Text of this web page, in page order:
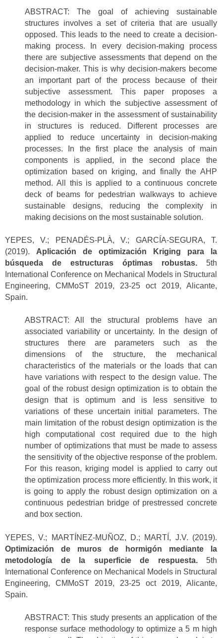
ABSTRACT: The goal of achieving sustainable
structures involves a set of criteria that are usually
opposed. This leads to the need to create a decision-
making process. In every decision-making process
there are subjective assessments that depend on the
decision-maker. This is why decision-makers become
an important part of the process because of their
subjective assessment. This paper proposes a
methodology in which the subjective assessment of
the decision-maker in the assessment of sustainability
in structures is reduced. Different processes are
applied to reduce uncertainty in decision-making
processes. In the first place the analysis of main
components is applied, in the second place the
optimization based on kriging, and finally the AHP
method. All this is applied to a continuous concrete
deck of beams for pedestrian walkways to achieve
sustainable designs, reducing the complexity in
making decisions on the most sustainable solution.
YEPES, V.; PENADÉS-PLÀ, V.; GARCÍA-SEGURA, T.
(2019). Aplicación de optimización Kriging para la
búsqueda de estructuras óptimas robustas. 5th
International Conference on Mechanical Models in Structural
Engineering, CMMoST 2019, 23-25 oct 2019, Alicante,
Spain.
ABSTRACT: All the structural problems have an
associated variability or uncertainty. In the design of
structures there are parameters such as the
dimensions of the structure, the mechanical
characteristics of the materials or the loads that can
have variations with respect to the design value. The
goal of the robust design optimization is to obtain the
design that is optimum and is less sensitive to
variations of these uncertain initial parameters. The
main limitation of the robust design optimization is the
high computational cost required due to the high
number of optimizations that must be made to assess
the sensitivity of the objective response of the problem.
For this reason, kriging model is applied to carry out
the optimization process more efficiently. In this work, it
is going to apply the robust design optimization on a
continuous pedestrian bridge of prestressed concrete
and box section.
YEPES, V.; MARTÍNEZ-MUÑOZ, D.; MARTÍ, J.V. (2019).
Optimización de muros de hormigón mediante la
metodología de la superficie de respuesta.5th
International Conference on Mechanical Models in Structural
Engineering, CMMoST 2019, 23-25 oct 2019, Alicante,
Spain.
ABSTRACT: This study presents an application of the
response surface methodology to optimize a 5 m high